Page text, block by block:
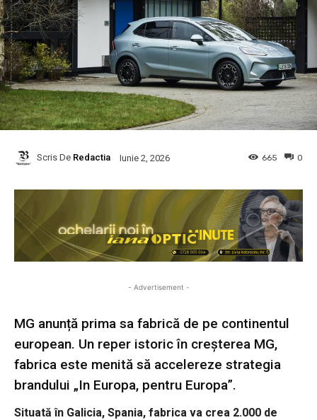
Scris De Redactia Iunie 2, 2026 0
665
- Advertisement -
MG anunță prima sa fabrică de pe continentul
european. Un reper istoric în creșterea MG,
fabrica este menită să accelereze strategia
brandului „In Europa, pentru Europa”.
Situată în Galicia, Spania, fabrica va crea 2.000 de